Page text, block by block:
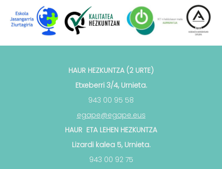
HAUR HEZKUNTZA (2 URTE)
Etxeberri 3/4, Urnieta.
943 00 95 58
egape@egape.eus
HAUR ETA LEHEN HEZKUNTZA
Lizardi kalea 5, Urnieta.
943 00 92 75